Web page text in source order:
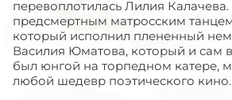
перевоплотилась Лилия
предсмертным матросским
который исполнил плененный
Василия Юматова, который и сам
был юнгой на торпедном катере,
любой шедевр поэтического кино.